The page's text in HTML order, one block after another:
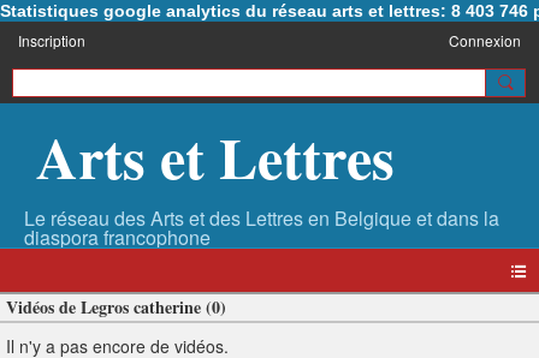
Statistiques google analytics du réseau arts et lettres: 8 403 746
Inscription Connexion
Arts et Lettres
Vidéos de Legros catherine (0)
Il n'y a pas encore de vidéos.